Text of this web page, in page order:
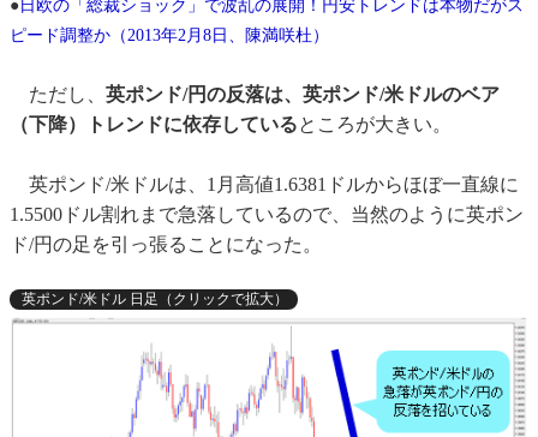
● 日欧の「総裁ショック」で波乱の展開！円安トレンドは本物だがス
ピード調整か（2013年2月8日、陳満咲杜）
ただし、 英ポンド/円の反落は、英ポンド/米ドルのベア
（下降）トレンドに依存しているところが大きい。
英ポンド/米ドルは、1月高値1.6381ドルからほぼ一直線に
1.5500ドル割れまで急落しているので、当然のように英ポン
ド/円の足を引っ張ることになった。
英ポンド/米ドル 日足（クリックで拡大）